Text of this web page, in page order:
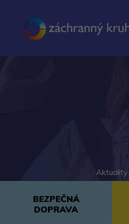
BEZPEČNÁ
DOPRAVA